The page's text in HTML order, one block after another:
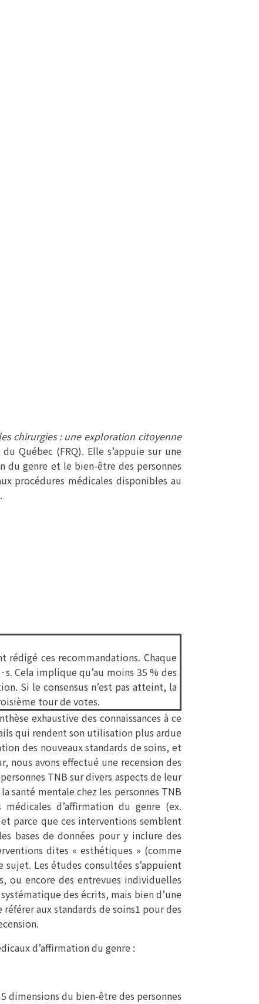
chirurgies : une exploration citoyenne
Québec (FRQ). Elle s’appuie sur une
genre et le bien-être des personnes
procédures médicales disponibles au
rédigé ces recommandations. Chaque
Cela implique qu’au moins 35 % des
Si le consensus n’est pas atteint, la
tour de votes.
exhaustive des connaissances à ce
qui rendent son utilisation plus ardue
des nouveaux standards de soins, et
nous avons effectué une recension des
TNB sur divers aspects de leur
santé mentale chez les personnes TNB
d’affirmation du genre (ex.
parce que ces interventions semblent
bases de données pour y inclure des
dites « esthétiques » (comme
Les études consultées s’appuient
ou encore des entrevues individuelles
des écrits, mais bien d’une
aux standards de soins1 pour des
d’affirmation du genre :
dimensions du bien-être des personnes